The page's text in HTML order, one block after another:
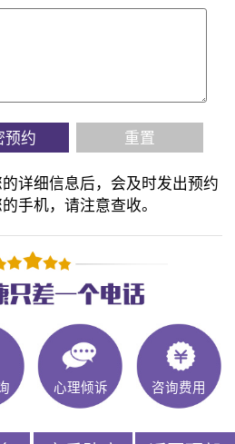
预约 重置
详细信息后，会及时发出预约
手机，请注意查收。
心理倾诉 咨询费用